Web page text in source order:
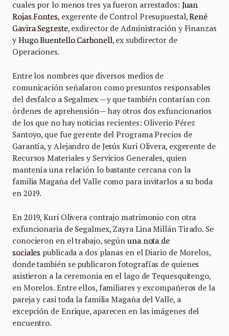
cuales por lo menos tres ya fueron arrestados: Juan
Rojas Fontes, exgerente de Control Presupuestal,René
Gavira Segreste, exdirector de Administración y Finanzas
y Hugo Buentello Carbonell, ex subdirector de
Operaciones.
Entre los nombres que diversos medios de
comunicación señalaron como presuntos responsables
del desfalco a Segalmex —y que también contarían con
órdenes de aprehensión— hay otros dos exfuncionarios
de los que no hay noticias recientes: Oliverio Pérez
Santoyo, que fue gerente del Programa Precios de
Garantía, y Alejandro de Jesús Kuri Olivera, exgerente de
Recursos Materiales y Servicios Generales, quien
mantenía una relación lo bastante cercana con la
familia Magaña del Valle como para invitarlos a su boda
en 2019.
En 2019, Kuri Olivera contrajo matrimonio con otra
exfuncionaria de Segalmex, Zayra Lina Millán Tirado. Se
conocieron en el trabajo, segúnuna nota de
sociales publicada a dos planas en el Diario de Morelos,
donde también se publicaron fotografías de quienes
asistieron a la ceremonia en el lago de Tequesquitengo,
en Morelos. Entre ellos, familiares y excompañeros de la
pareja y casi toda la familia Magaña del Valle, a
excepción de Enrique, aparecen en las imágenes del
encuentro.